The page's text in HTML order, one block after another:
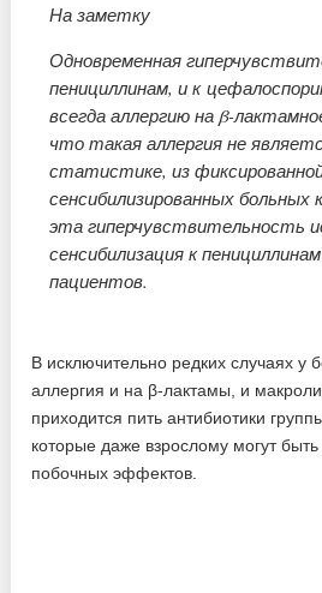
На заметку
Одновременная
пенициллинам, и к
всегда аллергию на β-
что такая аллергия не
статистике, из
сенсибилизированных больных
эта гиперчувствительность
сенсибилизация к
пациентов.
В исключительно редких случаях у
аллергия и на β-лактамы, и
приходится пить антибиотики
которые даже взрослому могут
побочных эффектов.